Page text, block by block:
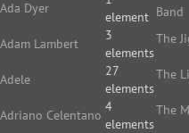
Ada Dyer
element
Adam Lambert
3
elements
Adele
27
elements
Adriano Celentano
4
elements
Band
The
The
The